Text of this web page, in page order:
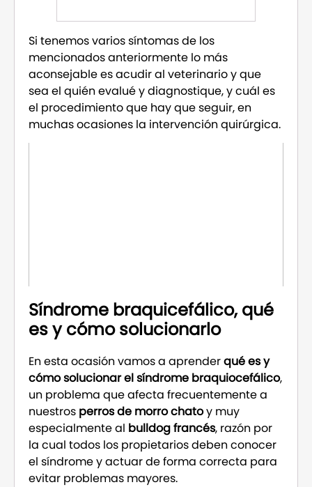
Si tenemos varios síntomas de los
mencionados anteriormente lo más
aconsejable es acudir al veterinario y que
sea el quién evalué y diagnostique, y cuál es
el procedimiento que hay que seguir, en
muchas ocasiones la intervención quirúrgica.
Síndrome braquicefálico, qué
es y cómo solucionarlo
En esta ocasión vamos a aprenderqué es y
cómo solucionar el síndrome braquiocefálico,
un problema que afecta frecuentemente a
nuestros perros de morro chatoy muy
especialmente al bulldog francés, razón por
la cual todos los propietarios deben conocer
el síndrome y actuar de forma correcta para
evitar problemas mayores.